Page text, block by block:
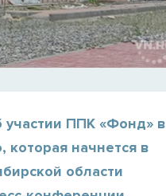
ППК «Фонд» в
начнется в
области